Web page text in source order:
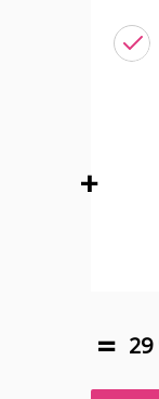
29